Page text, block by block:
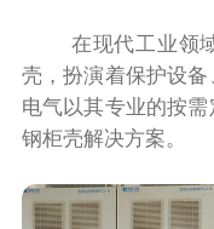
在现代工业领域
壳，扮演着保护设
电气以其专业的按
钢柜壳解决方案。